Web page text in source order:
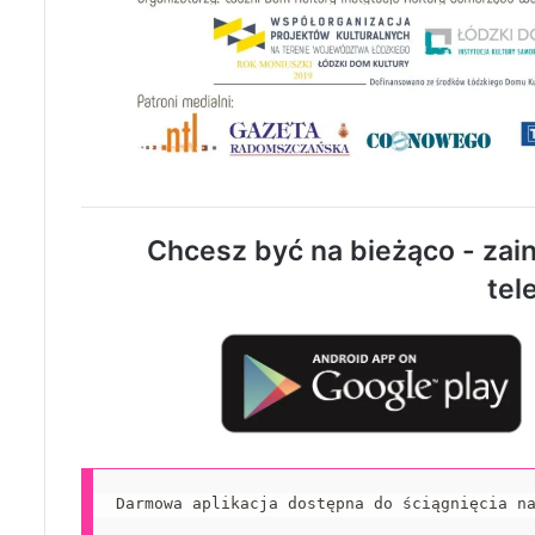
Chcesz być na bieżąco -
Darmowa aplikacja dostępna do ściągnięcia